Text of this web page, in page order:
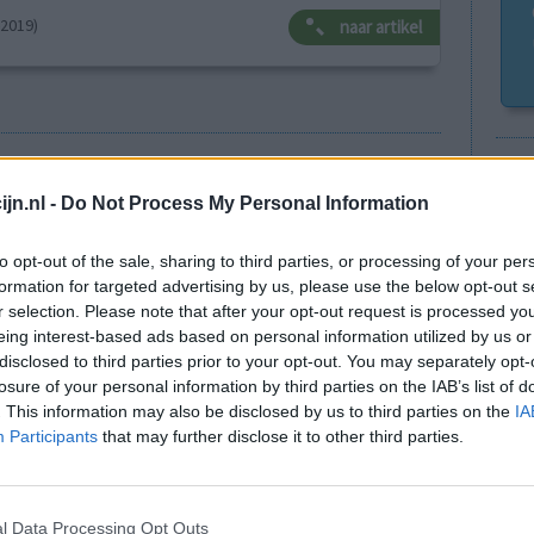
- Do Not Process My Personal Information
opt-out of the sale, sharing to third parties, or processing of your
for targeted advertising by us, please use the below opt-out
selection. Please note that after your opt-out request is processed
interest-based ads based on personal information utilized by us
to third parties prior to your opt-out. You may separately
of your personal information by third parties on the IAB’s list of
This information may also be disclosed by us to third parties on the
Participants that may further disclose it to other third parties.
Data Processing Opt Outs
naar artikel
Anticonceptie - overig
Depressie - antidepressiva SSRI
Depressie - antidepressiva SSRI
Cholesterol
Verslavingsziekten
Depressie - antidepressiva overig